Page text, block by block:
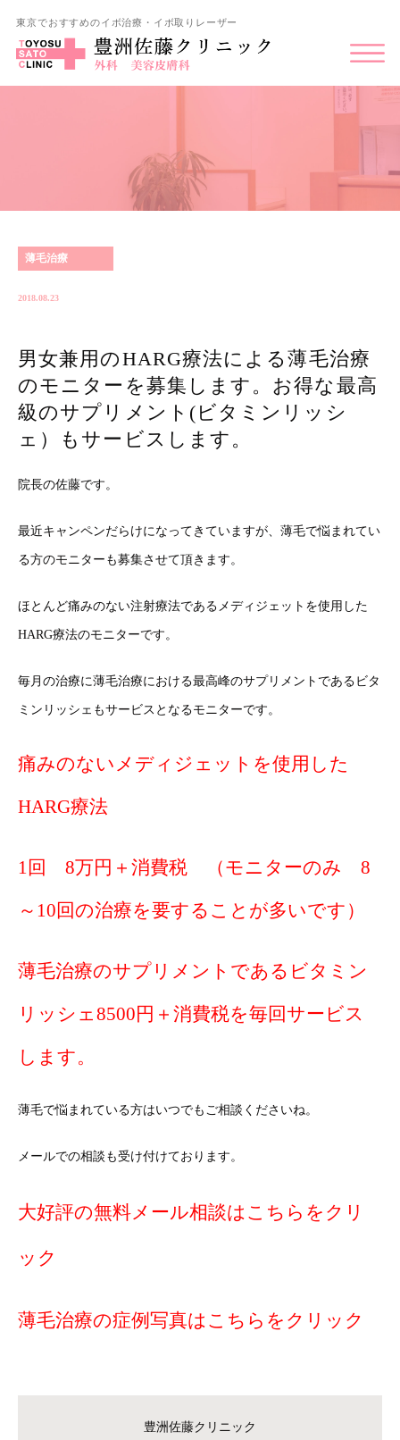
東京でおすすめのイボ治療・イボ取りレーザー
薄毛治療
2018.08.23
男女兼用のHARG療法による薄毛治療
のモニターを募集します。お得な最高
級のサプリメント(ビタミンリッシ
ェ）もサービスします。
院長の佐藤です。
最近キャンペンだらけになってきていますが、薄毛で悩まれてい
る方のモニターも募集させて頂きます。
ほとんど痛みのない注射療法であるメディジェットを使用した
HARG療法のモニターです。
毎月の治療に薄毛治療における最高峰のサプリメントであるビタ
ミンリッシェもサービスとなるモニターです。
痛みのないメディジェットを使用した
HARG療法
1回 8万円＋消費税 （モニターのみ 8
～10回の治療を要することが多いです）
薄毛治療のサプリメントであるビタミン
リッシェ8500円＋消費税を毎回サービス
します。
薄毛で悩まれている方はいつでもご相談くださいね。
メールでの相談も受け付けております。
大好評の無料メール相談はこちらをクリ
ック
薄毛治療の症例写真はこちらをクリック
豊洲佐藤クリニック